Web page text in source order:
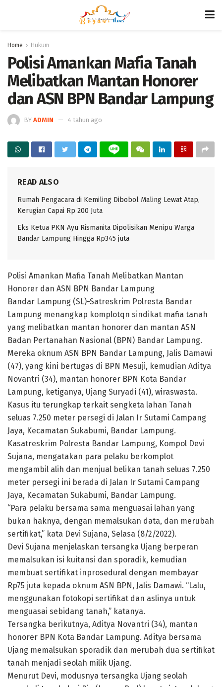
Home Hukum
Polisi Amankan Mafia Tanah
Melibatkan Mantan Honorer
dan ASN BPN Bandar Lampung
BY ADMIN 4 tahun ago
READ ALSO
Rumah Pengacara di Kemiling Dibobol Maling Lewat Atap,
Kerugian Capai Rp 200 Juta
Eks Ketua PKN Ayu Rismanita Dipolisikan Menipu Warga
Bandar Lampung Hingga Rp345 juta
Polisi Amankan Mafia Tanah Melibatkan Mantan
Honorer dan ASN BPN Bandar Lampung
Bandar Lampung (SL)-Satreskrim Polresta Bandar
Lampung menangkap komplotqn sindikat mafia tanah
yang melibatkan mantan honorer dan mantan ASN
Badan Pertanahan Nasional (BPN) Bandar Lampung.
Mereka oknum ASN BPN Bandar Lampung, Jalis Damawi
(47), yang kini bertugas di BPN Mesuji, kemudian Aditya
Novantri (34), mantan honorer BPN Kota Bandar
Lampung, ketiganya, Ujang Suryadi (41), wiraswasta.
Kasus itu terungkap terkait sengketa lahan Tanah
seluas 7.250 meter persegi di Jalan Ir Sutami Campang
Jaya, Kecamatan Sukabumi, Bandar Lampung.
Kasatreskrim Polresta Bandar Lampung, Kompol Devi
Sujana, mengatakan para pelaku berkomplot
mengambil alih dan menjual belikan tanah seluas 7.250
meter persegi ini berada di Jalan Ir Sutami Campang
Jaya, Kecamatan Sukabumi, Bandar Lampung.
“Para pelaku bersama sama menguasai lahan yang
bukan haknya, dengan memalsukan data, dan merubah
sertifikat,” kata Devi Sujana, Selasa (8/2/2022).
Devi Sujana menjelaskan tersangka Ujang berperan
memalsukan isi kuitansi dan sporadik, kemudian
membuat sertifikat inprosedural dengan membayar
Rp75 juta kepada oknum ASN BPN, Jalis Damawi. “Lalu,
menggunakan fotokopi sertifikat dan aslinya untuk
menguasai sebidang tanah,” katanya.
Tersangka berikutnya, Aditya Novantri (34), mantan
honorer BPN Kota Bandar Lampung. Aditya bersama
Ujang memalsukan sporadik dan merubah dua sertifikat
tanah menjadi seolah milik Ujang.
Menurut Devi, modusnya tersangka Ujang seolah